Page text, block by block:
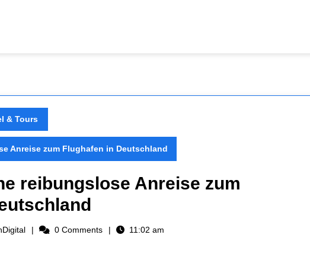
& Tours
Anreise zum Flughafen in Deutschland
reibungslose Anreise zum
BeaconDigital0 Comments 11:02 am